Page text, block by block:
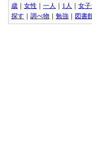
歳 ｜ 女性 ｜ 一人 ｜ 1人 ｜ 女
探す ｜ 調べ物 ｜ 勉強 ｜ 図書